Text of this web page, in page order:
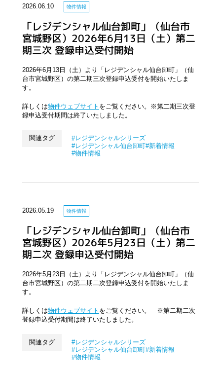
2026.06.10 物件情報
「レジデンシャル仙台卸町」（仙台市
宮城野区）2026年6月13日（土）第二
期三次 登録申込受付開始
2026年6月13日（土）より「レジデンシャル仙台卸町」（仙
台市宮城野区）の第二期三次登録申込受付を開始いたしま
す。
詳しくは物件ウェブサイト をご覧ください。※第二期三次登
録申込受付期間は終了いたしました。
関連タグ
レジデンシャルシリーズ
レジデンシャル仙台卸町 新着情報
物件情報
2026.05.19 物件情報
「レジデンシャル仙台卸町」（仙台市
宮城野区）2026年5月23日（土）第二
期二次 登録申込受付開始
2026年5月23日（土）より「レジデンシャル仙台卸町」（仙
台市宮城野区）の第二期二次登録申込受付を開始いたしま
す。
詳しくは物件ウェブサイト をご覧ください。 ※第二期二次
登録申込受付期間は終了いたしました。
関連タグ
レジデンシャルシリーズ
レジデンシャル仙台卸町
新着情報
物件情報